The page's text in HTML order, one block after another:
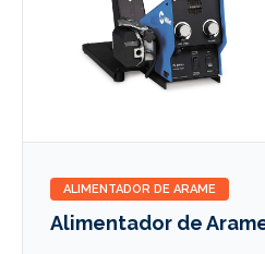
ALIMENTADOR DE ARAME
Alimentador de